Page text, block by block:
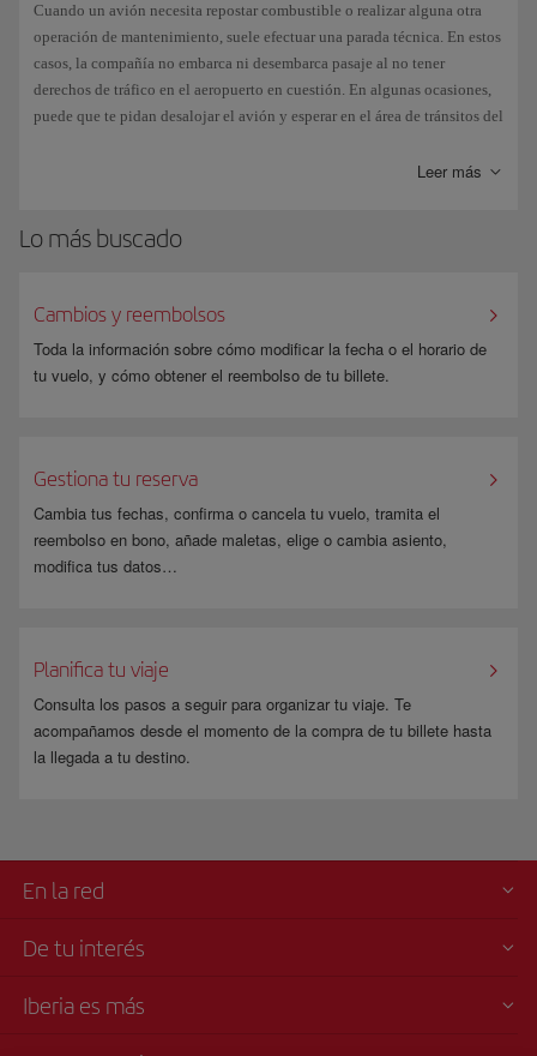
Los planos verticales y horizontales (alas y cola) se suelen deshelar. Y
además el fuselaje, la cúpula del radar, las compuertas de los trenes de
aterrizaje y los estabilizadores. Ante condiciones climatológicas
extremas y a petición del comandante del vuelo, se procede a deshelar
Limpiar un avión con hielo o escarcha puede tardar entre tres y cinco
En Madrid-Barajas hay dos bases de deshielo operativas las 24 horas del
Cuando un avión necesita repostar combustible o realizar alguna otra
operación de mantenimiento, suele efectuar una parada técnica. En estos
casos, la compañía no embarca ni desembarca pasaje al no tener
derechos de tráfico en el aeropuerto en cuestión. En algunas ocasiones,
puede que te pidan desalojar el avión y esperar en el área de tránsitos del
Leer más
Lo más buscado
Cambios y reembolsos
Toda la información sobre cómo modificar la fecha o el horario de
tu vuelo, y cómo obtener el reembolso de tu billete.
Gestiona tu reserva
Cambia tus fechas, confirma o cancela tu vuelo, tramita el
reembolso en bono, añade maletas, elige o cambia asiento,
modifica tus datos…
Planifica tu viaje
Consulta los pasos a seguir para organizar tu viaje. Te
acompañamos desde el momento de la compra de tu billete hasta
la llegada a tu destino.
En la red
De tu interés
Iberia es más